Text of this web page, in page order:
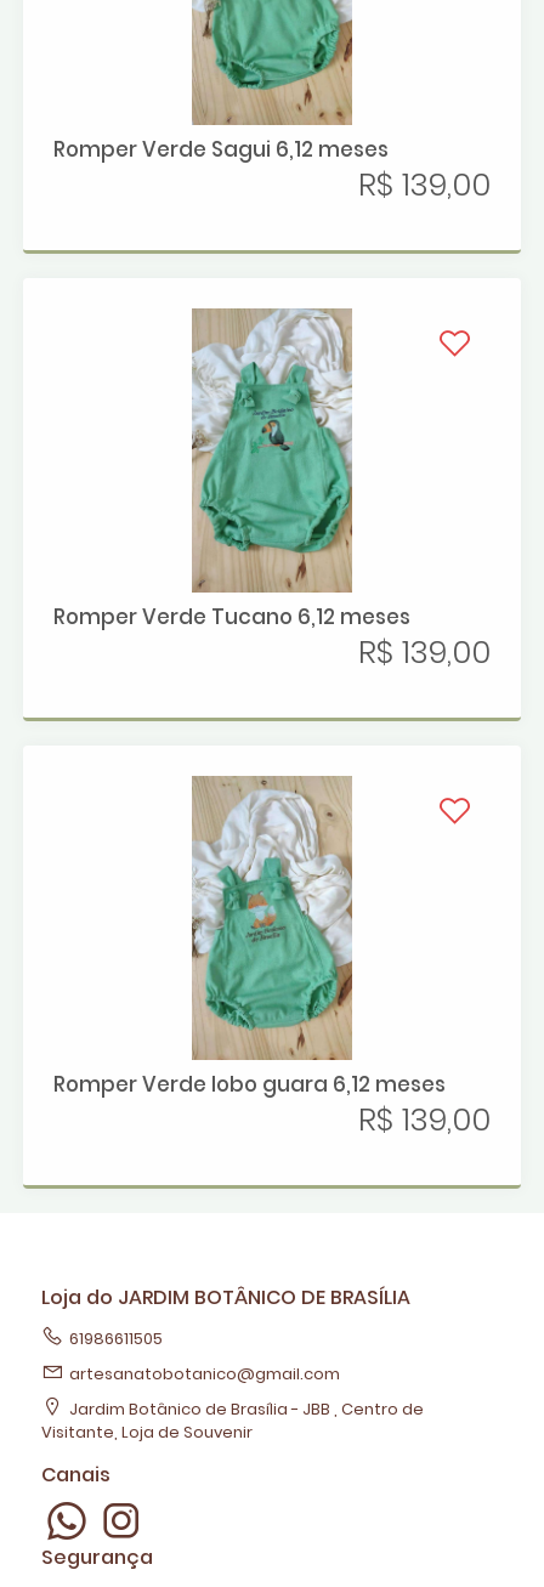
Romper Verde Sagui 6,12 meses
R$ 139,00
Romper Verde Tucano 6,12 meses
R$ 139,00
Romper Verde lobo guara 6,12 meses
R$ 139,00
Loja do JARDIM BOTÂNICO DE BRASÍLIA
61986611505
artesanatobotanico@gmail.com
Jardim Botânico de Brasília - JBB , Centro de
Visitante, Loja de Souvenir
Canais
Segurança